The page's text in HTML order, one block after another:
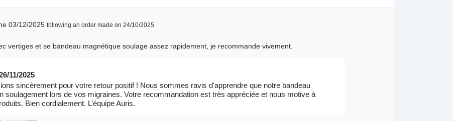
03/12/2025 following an order made on 24/10/2025
vertiges et se bandeau magnétique soulage assez rapidement, je recommande vivement.
11/2025
sincèrement pour votre retour positif ! Nous sommes ravis d'apprendre que notre bandeau
soulagement lors de vos migraines. Votre recommandation est très appréciée et nous motive à
Bien cordialement. L’équipe Auris.